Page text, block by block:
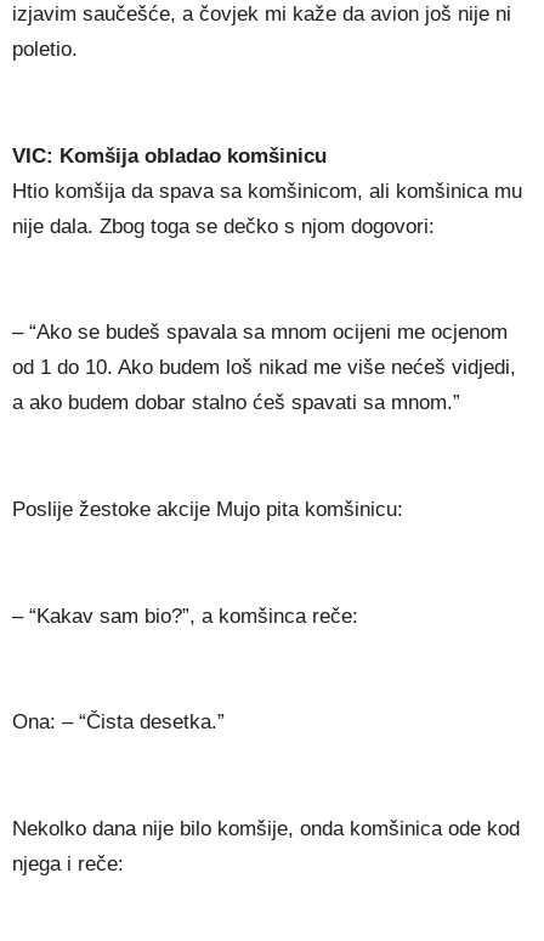
izjavim saučešće, a čovjek mi kaže da avion još nije ni
poletio.
VIC: Komšija obladao komšinicu
Htio komšija da spava sa komšinicom, ali komšinica mu
nije dala. Zbog toga se dečko s njom dogovori:
– “Ako se budeš spavala sa mnom ocijeni me ocjenom
od 1 do 10. Ako budem loš nikad me više nećeš vidjedi,
a ako budem dobar stalno ćeš spavati sa mnom.”
Poslije žestoke akcije Mujo pita komšinicu:
– “Kakav sam bio?”, a komšinca reče:
Ona: – “Čista desetka.”
Nekolko dana nije bilo komšije, onda komšinica ode kod
njega i reče: